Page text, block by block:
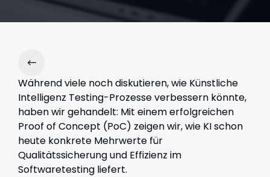
Während viele noch diskutieren, wie Künstliche
Intelligenz Testing-Prozesse verbessern könnte,
haben wir gehandelt: Mit einem erfolgreichen
Proof of Concept (PoC) zeigen wir, wie KI schon
heute konkrete Mehrwerte für
Qualitätssicherung und Effizienz im
Softwaretesting liefert.